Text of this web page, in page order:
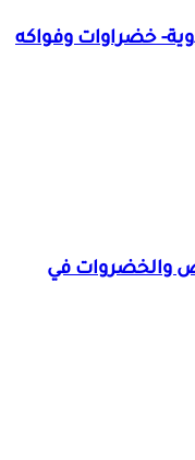
خضراوات وفواكه
والخضروات في